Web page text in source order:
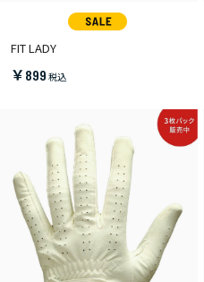
FIT LADY
￥899